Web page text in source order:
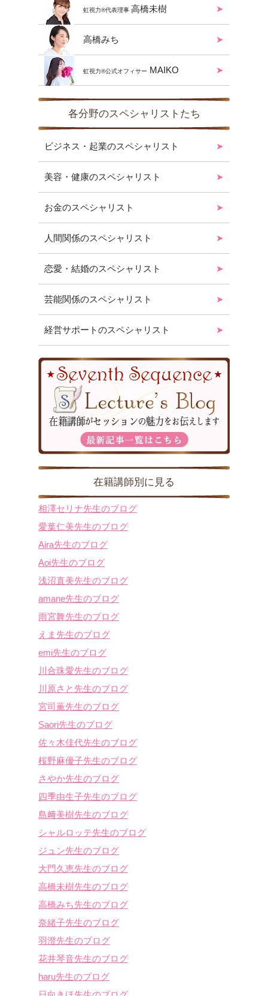
虹視力®︎代表理事 高橋未樹
高橋みち
虹視力®︎公式オフィサー MAIKO
各分野のスペシャリストたち
ビジネス・起業のスペシャリスト
美容・健康のスペシャリスト
お金のスペシャリスト
人間関係のスペシャリスト
恋愛・結婚のスペシャリスト
芸能関係のスペシャリスト
経営サポートのスペシャリスト
在籍講師別に見る
相澤セリナ先生のブログ
愛葉仁美先生のブログ
Aira先生のブログ
Aoi先生のブログ
浅沼直美先生のブログ
amane先生のブログ
雨宮舞先生のブログ
えま先生のブログ
emi先生のブログ
川合珠愛先生のブログ
川原さと先生のブログ
宮司薫先生のブログ
Saori先生のブログ
佐々木佳代先生のブログ
桜野麻優子先生のブログ
さやか先生のブログ
四季由生子先生のブログ
島﨑美樹先生のブログ
シャルロッテ先生のブログ
ジュン先生のブログ
大門久恵先生のブログ
高橋未樹先生のブログ
高橋みち先生のブログ
奈緒子先生のブログ
羽澄先生のブログ
花井琴音先生のブログ
haru先生のブログ